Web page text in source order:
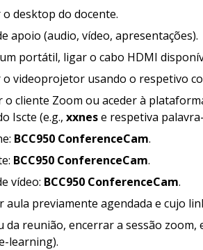
desktop do docente.
apoio (audio, vídeo, apresentações).
portátil, ligar o cabo HDMI
o videoprojetor usando o respetivo
o cliente Zoom ou aceder à
Iscte (e.g., xxnese respetiva
BCC950 ConferenceCam.
BCC950 ConferenceCam.
vídeo: BCC950 ConferenceCam.
aula previamente agendada e cujo
da reunião, encerrar a sessão
learning).